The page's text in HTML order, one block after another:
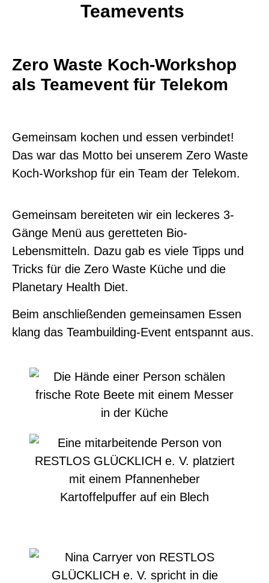
Teamevents
Zero Waste Koch-Workshop
als Teamevent für Telekom
Gemeinsam kochen und essen verbindet!
Das war das Motto bei unserem Zero Waste
Koch-Workshop für ein Team der Telekom.
Gemeinsam bereiteten wir ein leckeres 3-
Gänge Menü aus geretteten Bio-
Lebensmitteln. Dazu gab es viele Tipps und
Tricks für die Zero Waste Küche und die
Planetary Health Diet.
Beim anschließenden gemeinsamen Essen
klang das Teambuilding-Event entspannt aus.